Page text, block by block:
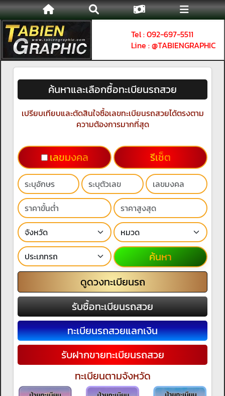
Tel : 092-697-5511
Line : @TABIENGRAPHIC
ค้นหาและเลือกซื้อทะเบียนรถสวย
เปรียบเทียบและตัดสินใจซื้อเลขทะเบียนรถสวยได้ตรงตาม
ความต้องการมากที่สุด
เลขมงคล รีเช็ต
ค้นหา
ดูดวงทะเบียนรถ
รับซื้อทะเบียนรถสวย
ทะเบียนรถสวยแลกเงิน
รับฝากขายทะเบียนรถสวย
ทะเบียนตามจังหวัด